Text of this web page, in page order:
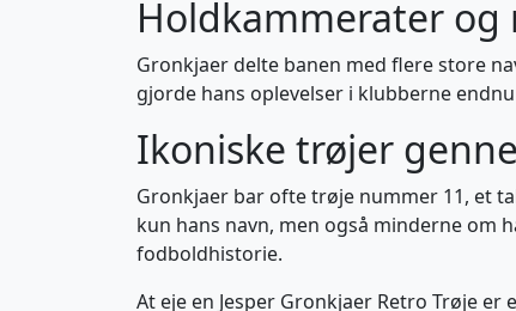
Holdkammerater og
Gronkjaer delte banen med flere store
gjorde hans oplevelser i klubberne
Ikoniske trøjer
Gronkjaer bar ofte trøje nummer 11, et
kun hans navn, men også minderne om
fodboldhistorie.
At eje en Jesper Gronkjaer Retro Trøje